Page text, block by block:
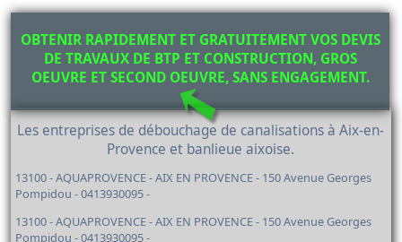
OBTENIR RAPIDEMENT ET GRATUITEMENT VOS DEVIS
DE TRAVAUX DE BTP ET CONSTRUCTION, GROS
OEUVRE ET SECOND OEUVRE, SANS ENGAGEMENT.
Les entreprises de débouchage de canalisations à Aix-en-
Provence et banlieue aixoise.
13100 - AQUAPROVENCE - AIX EN PROVENCE - 150 Avenue Georges
Pompidou - 0413930095 -
13100 - AQUAPROVENCE - AIX EN PROVENCE - 150 Avenue Georges
Pompidou - 0413930095 -